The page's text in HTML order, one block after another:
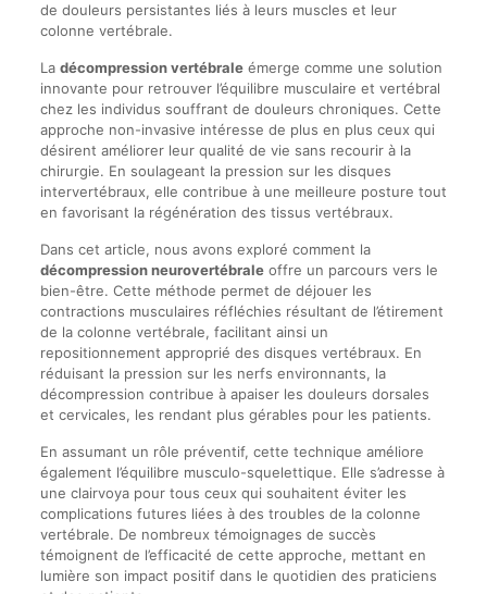
de douleurs persistantes liés à leurs muscles et leur
colonne vertébrale.
La décompression vertébraleémerge comme une solution
innovante pour retrouver l’équilibre musculaire et vertébral
chez les individus souffrant de douleurs chroniques. Cette
approche non-invasive intéresse de plus en plus ceux qui
désirent améliorer leur qualité de vie sans recourir à la
chirurgie. En soulageant la pression sur les disques
intervertébraux, elle contribue à une meilleure posture tout
en favorisant la régénération des tissus vertébraux.
Dans cet article, nous avons exploré comment la
décompression neurovertébraleoffre un parcours vers le
bien-être. Cette méthode permet de déjouer les
contractions musculaires réfléchies résultant de l’étirement
de la colonne vertébrale, facilitant ainsi un
repositionnement approprié des disques vertébraux. En
réduisant la pression sur les nerfs environnants, la
décompression contribue à apaiser les douleurs dorsales
et cervicales, les rendant plus gérables pour les patients.
En assumant un rôle préventif, cette technique améliore
également l’équilibre musculo-squelettique. Elle s’adresse à
une clairvoya pour tous ceux qui souhaitent éviter les
complications futures liées à des troubles de la colonne
vertébrale. De nombreux témoignages de succès
témoignent de l’efficacité de cette approche, mettant en
lumière son impact positif dans le quotidien des praticiens